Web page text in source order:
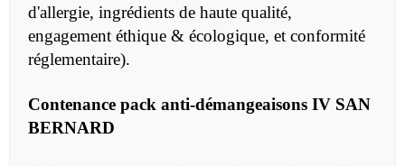
d'allergie, ingrédients de haute qualité,
engagement éthique & écologique, et conformité
réglementaire).
Contenance pack anti-démangeaisons IV SAN
BERNARD